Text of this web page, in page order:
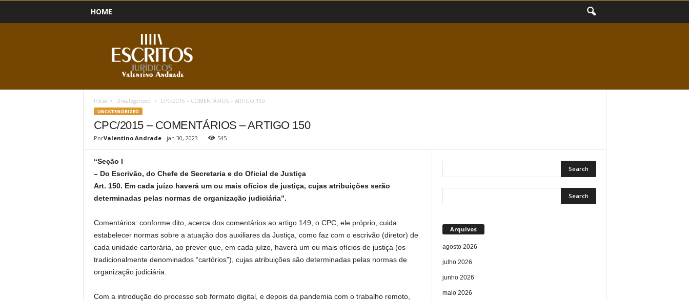
HOME
Início Uncategorized CPC/2015 – COMENTÁRIOS – ARTIGO 150
UNCATEGORIZED
CPC/2015 – COMENTÁRIOS – ARTIGO 150
PorValentino Andrade- jan 30, 2023 545
“Seção I
– Do Escrivão, do Chefe de Secretaria e do Oficial de Justiça
Art. 150. Em cada juízo haverá um ou mais ofícios de justiça, cujas atribuições serão
determinadas pelas normas de organização judiciária”.
Comentários: conforme dito, acerca dos comentários ao artigo 149, o CPC, ele próprio, cuida
estabelecer normas sobre a atuação dos auxiliares da Justiça, como faz com o escrivão (diretor) de
cada unidade cartorária, ao prever que, em cada juízo, haverá um ou mais ofícios de justiça (os
tradicionalmente denominados “cartórios”), cujas atribuições são determinadas pelas normas de
organização judiciária.
Com a introdução do processo sob formato digital, e depois da pandemia com o trabalho remoto,
Arquivos
agosto 2026
julho 2026
junho 2026
maio 2026